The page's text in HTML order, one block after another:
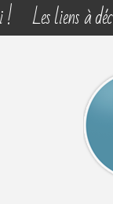
! Les liens à